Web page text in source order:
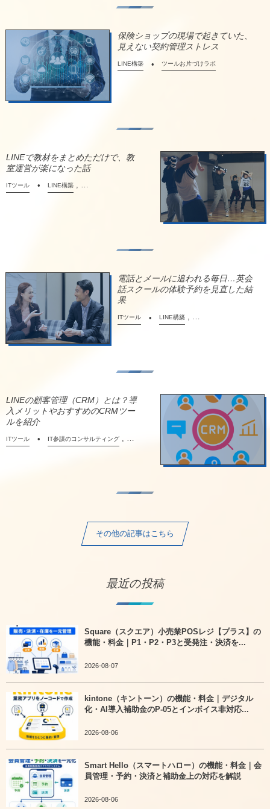
保険ショップの現場で起きていた、
見えない契約管理ストレス
LINE構築 ツールお片づけラボ
LINEで教材をまとめただけで、教
室運営が楽になった話
ITツール LINE構築
電話とメールに追われる毎日…英会
話スクールの体験予約を見直した結
果
ITツール LINE構築 , …
LINEの顧客管理（CRM）とは？導
入メリットやおすすめのCRMツー
ルを紹介
ITツール IT参謀のコンサルティング
その他の記事はこちら
最近の投稿
Square（スクエア）小売業POSレジ【プラス】の
機能・料金｜P1・P2・P3と受発注・決済を...
2026-08-07
kintone（キントーン）の機能・料金｜デジタル
化・AI導入補助金のP-05とインボイス非対応...
2026-08-06
Smart Hello（スマートハロー）の機能・料金｜会
員管理・予約・決済と補助金上の対応を解説
2026-08-06